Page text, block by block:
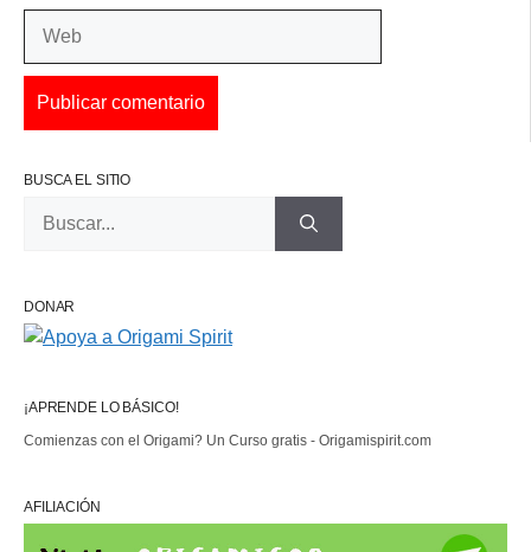
BUSCA EL SITIO
DONAR
¡APRENDE LO BÁSICO!
Comienzas con el Origami? Un Curso gratis - Origamispirit.com
AFILIACIÓN